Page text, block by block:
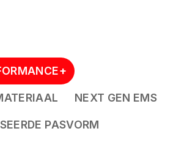
NEXT GEN EMS
PASVORM